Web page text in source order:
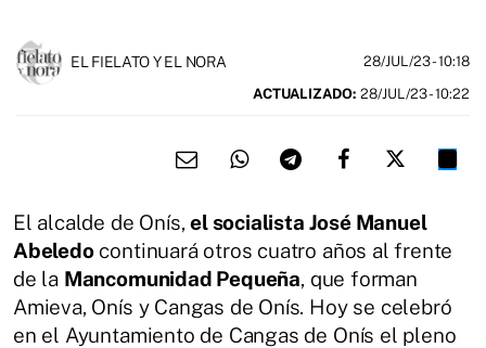
EL FIELATO Y EL NORA 28/JUL/23- 10:18
ACTUALIZADO: 28/JUL/23 - 10:22
El alcalde de Onís,el socialista José Manuel
Abeledocontinuará otros cuatro años al frente
de la Mancomunidad Pequeña, que forman
Amieva, Onís y Cangas de Onís. Hoy se celebró
en el Ayuntamiento de Cangas de Onís el pleno